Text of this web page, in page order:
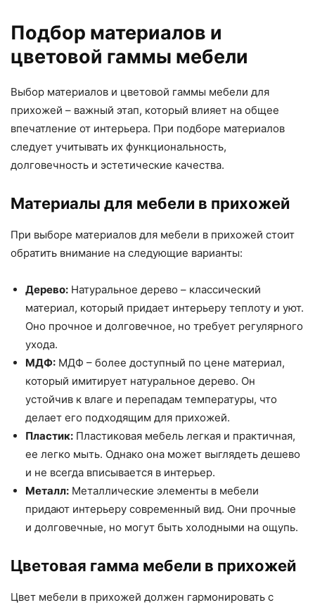
Подбор материалов и
цветовой гаммы мебели
Выбор материалов и цветовой гаммы мебели для
прихожей – важный этап, который влияет на общее
впечатление от интерьера. При подборе материалов
следует учитывать их функциональность,
долговечность и эстетические качества.
Материалы для мебели в прихожей
При выборе материалов для мебели в прихожей стоит
обратить внимание на следующие варианты:
Дерево: Натуральное дерево – классический
материал, который придает интерьеру теплоту и уют.
Оно прочное и долговечное, но требует регулярного
ухода.
МДФ: МДФ – более доступный по цене материал,
который имитирует натуральное дерево. Он
устойчив к влаге и перепадам температуры, что
делает его подходящим для прихожей.
Пластик: Пластиковая мебель легкая и практичная,
ее легко мыть. Однако она может выглядеть дешево
и не всегда вписывается в интерьер.
Металл: Металлические элементы в мебели
придают интерьеру современный вид. Они прочные
и долговечные, но могут быть холодными на ощупь.
Цветовая гамма мебели в прихожей
Цвет мебели в прихожей должен гармонировать с